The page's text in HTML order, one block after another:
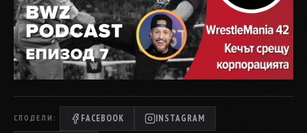
СПОДЕЛИ: FACEBOOK INSTAGRAM